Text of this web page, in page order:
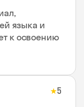
языка и
к освоению
★5